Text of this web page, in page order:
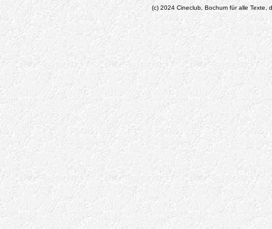
(c) 2024 Cineclub, Bochum für alle Texte,